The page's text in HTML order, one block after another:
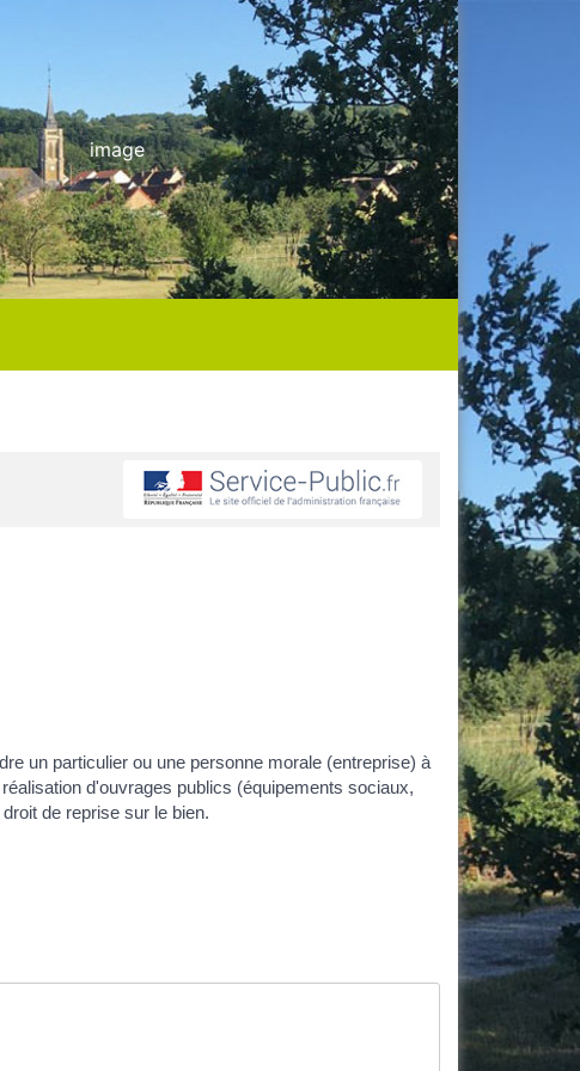
image
un particulier ou une personne morale (entreprise) à
d'ouvrages publics (équipements sociaux,
de reprise sur le bien.